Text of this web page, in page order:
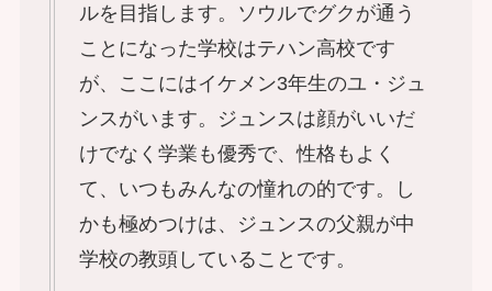
ルを目指します。ソウルでグクが通う
ことになった学校はテハン高校です
が、ここにはイケメン3年生のユ・ジュ
ンスがいます。ジュンスは顔がいいだ
けでなく学業も優秀で、性格もよく
て、いつもみんなの憧れの的です。し
かも極めつけは、ジュンスの父親が中
学校の教頭していることです。